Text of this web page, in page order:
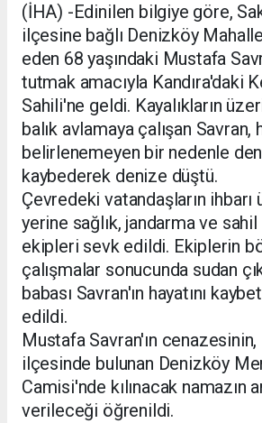
(İHA) -Edinilen bilgiye göre,
ilçesine bağlı Denizköy
eden 68 yaşındaki Mustafa
tutmak amacıyla Kandıra'daki
Sahili'ne geldi. Kayalıkların
balık avlamaya çalışan Savran,
belirlenemeyen bir nedenle
kaybederek denize düştü.
Çevredeki vatandaşların ihbarı
yerine sağlık, jandarma ve
ekipleri sevk edildi. Ekiplerin
çalışmalar sonucunda sudan
babası Savran'ın hayatını
edildi.
Mustafa Savran'ın cenazesinin,
ilçesinde bulunan Denizköy
Camisi'nde kılınacak namazın
verileceği öğrenildi.